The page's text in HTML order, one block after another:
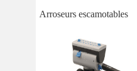
Arroseurs escamotables